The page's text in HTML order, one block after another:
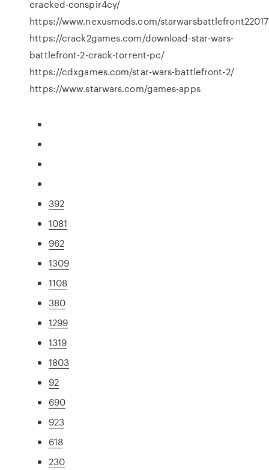
cracked-conspir4cy/
https://www.nexusmods.com/starwarsbattlefront22017
https://crack2games.com/download-star-wars-
battlefront-2-crack-torrent-pc/
https://cdxgames.com/star-wars-battlefront-2/
https://www.starwars.com/games-apps
392
1081
962
1309
1108
380
1299
1319
1803
92
690
923
618
230